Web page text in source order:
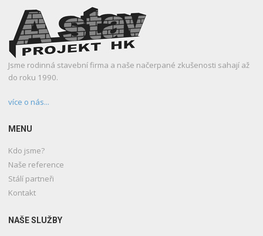
Jsme rodinná stavební firma a naše načerpané zkušenosti sahají až
do roku 1990.
více o nás...
MENU
Kdo jsme?
Naše reference
Stálí partneři
Kontakt
NAŠE SLUŽBY